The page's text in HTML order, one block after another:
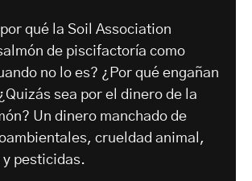
qué la Soil Association
de piscifactoría como
no lo es? ¿Por qué engañan
sea por el dinero de la
Un dinero manchado de
crueldad animal,
pesticidas.